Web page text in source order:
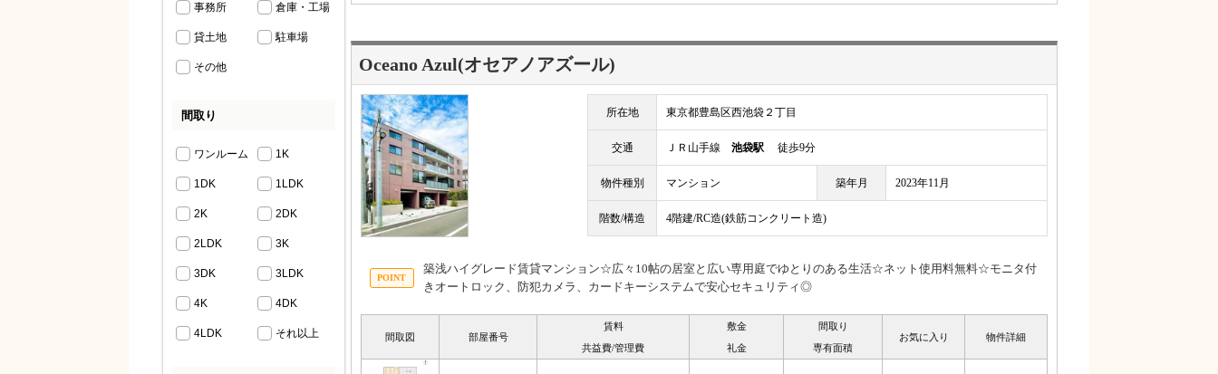
Oceano Azul(オセアノアズール)
所在地 東京都豊島区西池袋２丁目
交通 ＪＲ山手線 池袋駅 徒歩9分
物件種別 マンション 築年月 2023年11月
階数/構造 4階建/RC造(鉄筋コンクリート造)
築浅ハイグレード賃貸マンション☆広々10帖の居室と広い専用庭でゆとりのある生活☆ネット使用料無料☆モニタ付
きオートロック、防犯カメラ、カードキーシステムで安心セキュリティ◎
間取図 部屋番号
賃料
共益費/管理費
敷金
礼金
間取り
専有面積
お気に入り 物件詳細
事務所 倉庫・工場
貸土地 駐車場
その他
間取り
ワンルーム 1K
1DK 1LDK
2K 2DK
2LDK 3K
3DK 3LDK
4K 4DK
4LDK それ以上